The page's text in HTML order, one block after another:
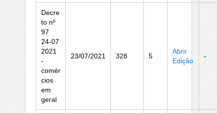
Decre
to nº
97
24-07
2021
-
comér
cios
em
geral
23/07/2021 328 5
Abrir
Edição
-